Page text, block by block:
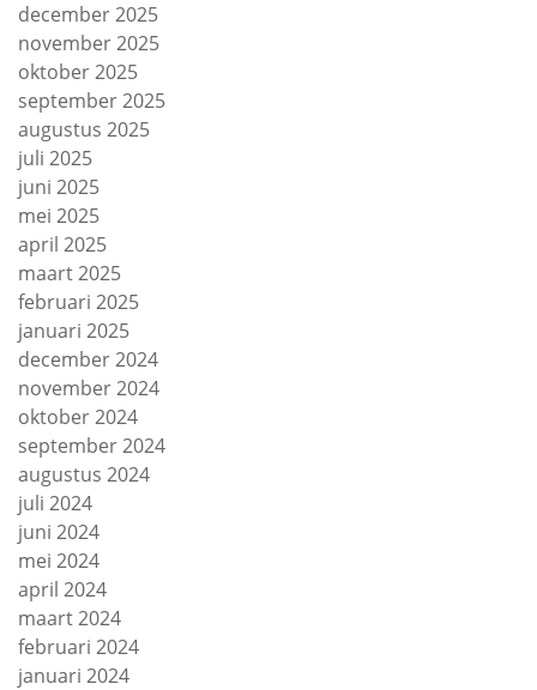
december 2025
november 2025
oktober 2025
september 2025
augustus 2025
juli 2025
juni 2025
mei 2025
april 2025
maart 2025
februari 2025
januari 2025
december 2024
november 2024
oktober 2024
september 2024
augustus 2024
juli 2024
juni 2024
mei 2024
april 2024
maart 2024
februari 2024
januari 2024